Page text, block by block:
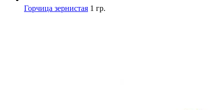
Горчица зернистая 1 гр.